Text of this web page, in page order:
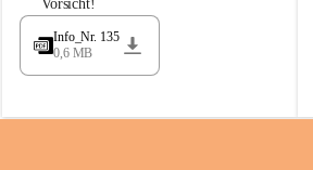
d
l
a
Vorsicht!
Info_Nr. 135
0,6 MB